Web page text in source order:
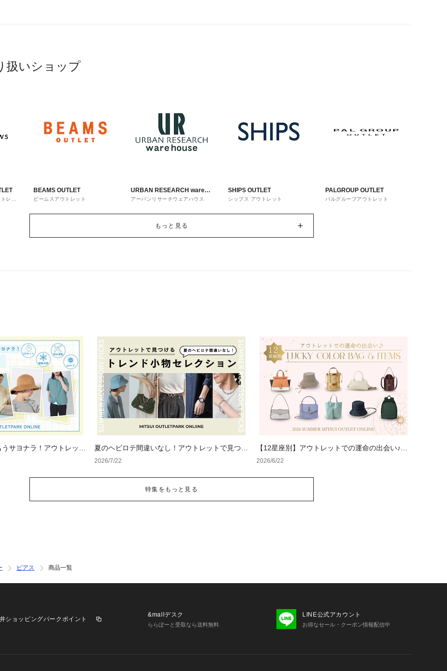
扱いショップ
レッ
BEAMS OUTLET
ビームスアウトレット
URBAN RESEARCH ware
house
アーバンリサーチウェアハウス
SHIPS OUTLET
シップス アウトレット
PALGROUP OUTLET
パルグループアウトレット
もっと見る
サヨナラ！アウトレット
夏のヘビロテ間違いなし！アウトレットで見つけ
るトレンド小物セレクション
2026/7/22
【12星座別】アウトレットでの運命の出会い♪夏
のラッキーカラーバッグ＆小物
2026/6/22
特集をもっと見る
ピアス 商品一覧
ショッピングパークポイント
&mallデスク
ららぽーと受取なら送料無料
LINE公式アカウント
お得なセール・クーポン情報配信中